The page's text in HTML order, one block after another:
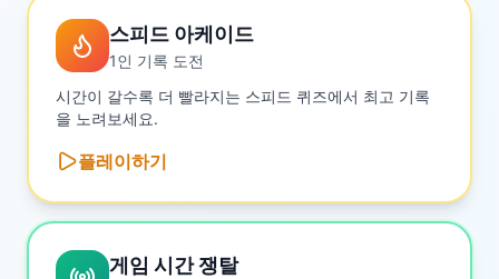
스피드 아케이드
1인 기록 도전
시간이 갈수록 더 빨라지는 스피드 퀴즈에서 최고 기록
을 노려보세요.
플레이하기
게임 시간 쟁탈